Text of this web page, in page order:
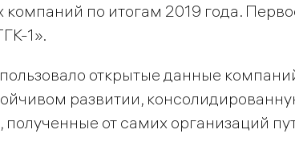
по итогам 2019 года.
1».
открытые данные
развитии,
от самих организаций